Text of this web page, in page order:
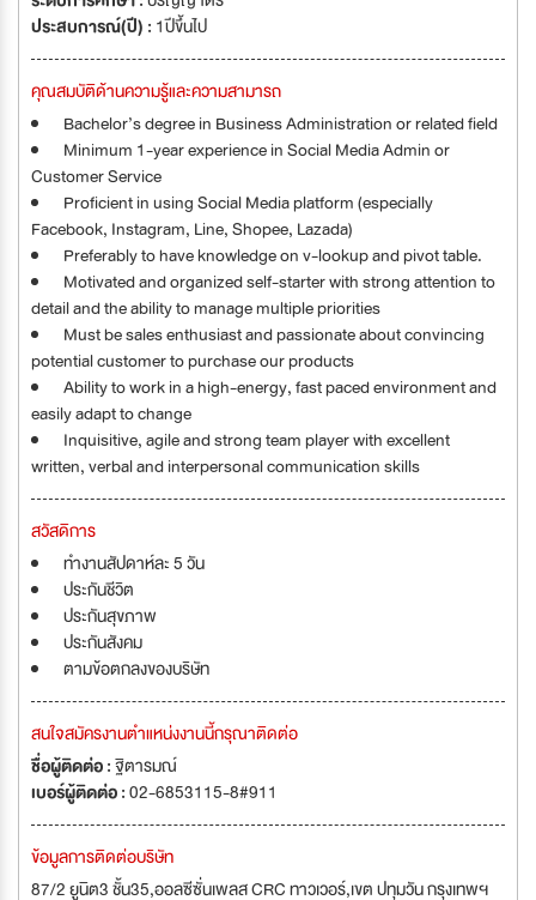
ประสบการณ์(ปี) : 1ปีขึ้นไป
คุณสมบัติด้านความรู้และความสามารถ
Bachelor’s degree in Business Administration or related field
Minimum 1-year experience in Social Media Admin or
Customer Service
Proficient in using Social Media platform (especially
Facebook, Instagram, Line, Shopee, Lazada)
Preferably to have knowledge on v-lookup and pivot table.
Motivated and organized self-starter with strong attention to
detail and the ability to manage multiple priorities
Must be sales enthusiast and passionate about convincing
potential customer to purchase our products
Ability to work in a high-energy, fast paced environment and
easily adapt to change
Inquisitive, agile and strong team player with excellent
written, verbal and interpersonal communication skills
สวัสดิการ
ทำงานสัปดาห์ละ 5 วัน
ประกันชีวิต
ประกันสุขภาพ
ประกันสังคม
ตามข้อตกลงของบริษัท
สนใจสมัครงานตำแหน่งงานนี้กรุณาติดต่อ
ชื่อผู้ติดต่อ :ฐิตารมณ์
เบอร์ผู้ติดต่อ :02-6853115-8#911
ข้อมูลการติดต่อบริษัท
87/2 ยูนิต3 ชั้น35,ออลซีซั่นเพลส CRC ทาวเวอร์,เขต ปทุมวัน กรุงเทพฯ